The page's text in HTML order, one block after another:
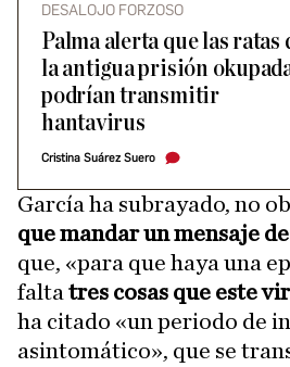
DESALOJO FORZOSO
Palma alerta que las ratas
la antigua prisión
podrían transmitir
hantavirus
Cristina Suárez Suero
García ha subrayado, no
que mandar un mensaje
que, «para que haya una
falta tres cosas que este
ha citado «un periodo de
asintomático», que se